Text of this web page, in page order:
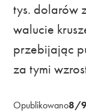
tys. dolarów
walucie
przebijając
za tymi
Opublikowano8/